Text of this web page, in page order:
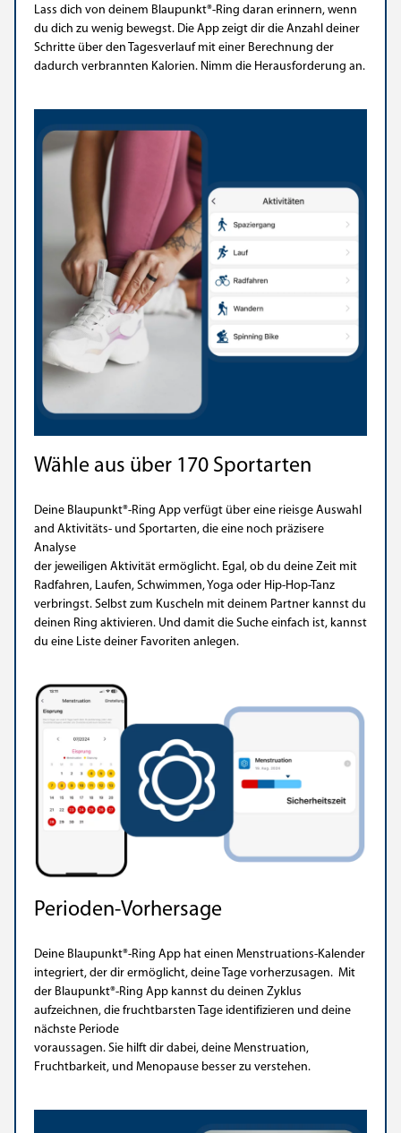
Lass dich von deinem Blaupunkt®-Ring daran erinnern, wenn
du dich zu wenig bewegst. Die App zeigt dir die Anzahl deiner
Schritte über den Tagesverlauf mit einer Berechnung der
dadurch verbrannten Kalorien. Nimm die Herausforderung an.
Wähle aus über 170 Sportarten
Deine Blaupunkt®-Ring App verfügt über eine rieisge Auswahl
and Aktivitäts- und Sportarten, die eine noch präzisere
Analyse
der jeweiligen Aktivität ermöglicht. Egal, ob du deine Zeit mit
Radfahren, Laufen, Schwimmen, Yoga oder Hip-Hop-Tanz
verbringst. Selbst zum Kuscheln mit deinem Partner kannst du
deinen Ring aktivieren. Und damit die Suche einfach ist, kannst
du eine Liste deiner Favoriten anlegen.
Perioden-Vorhersage
Deine Blaupunkt®-Ring App hat einen Menstruations-Kalender
integriert, der dir ermöglicht, deine Tage vorherzusagen. Mit
der Blaupunkt®-Ring App kannst du deinen Zyklus
aufzeichnen, die fruchtbarsten Tage identifizieren und deine
nächste Periode
voraussagen. Sie hilft dir dabei, deine Menstruation,
Fruchtbarkeit, und Menopause besser zu verstehen.